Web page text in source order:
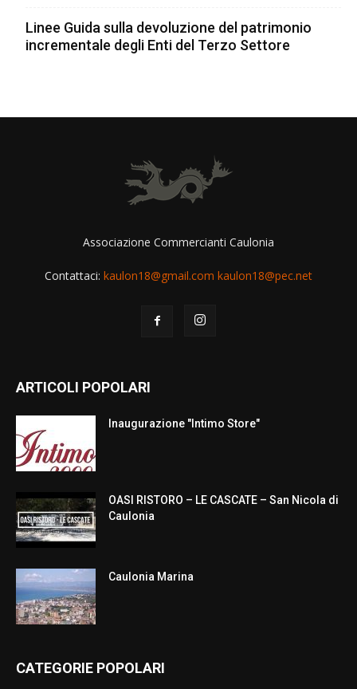
Linee Guida sulla devoluzione del patrimonio
incrementale degli Enti del Terzo Settore
Associazione Commercianti Caulonia
Contattaci: kaulon18@gmail.com kaulon18@pec.net
ARTICOLI POPOLARI
Inaugurazione "Intimo Store"
OASI RISTORO – LE CASCATE – San Nicola di
Caulonia
Caulonia Marina
CATEGORIE POPOLARI